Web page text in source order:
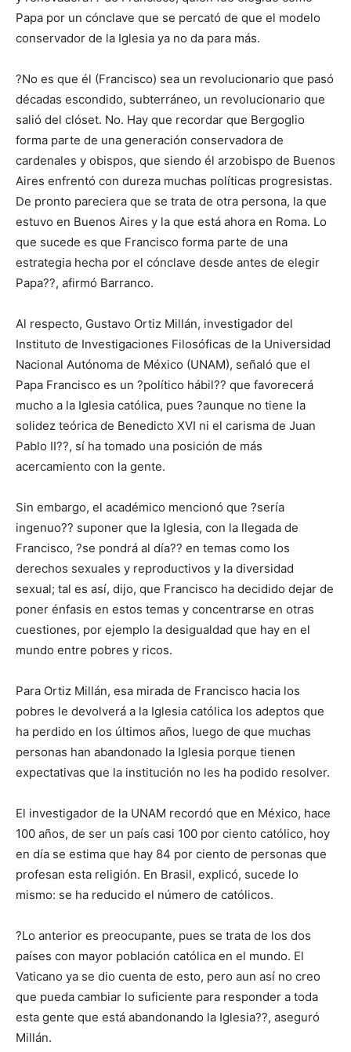
Papa por un cónclave que se percató de que el modelo
conservador de la Iglesia ya no da para más.
?No es que él (Francisco) sea un revolucionario que pasó
décadas escondido, subterráneo, un revolucionario que
salió del clóset. No. Hay que recordar que Bergoglio
forma parte de una generación conservadora de
cardenales y obispos, que siendo él arzobispo de Buenos
Aires enfrentó con dureza muchas políticas progresistas.
De pronto pareciera que se trata de otra persona, la que
estuvo en Buenos Aires y la que está ahora en Roma. Lo
que sucede es que Francisco forma parte de una
estrategia hecha por el cónclave desde antes de elegir
Papa??, afirmó Barranco.
Al respecto, Gustavo Ortiz Millán, investigador del
Instituto de Investigaciones Filosóficas de la Universidad
Nacional Autónoma de México (UNAM), señaló que el
Papa Francisco es un ?político hábil?? que favorecerá
mucho a la Iglesia católica, pues ?aunque no tiene la
solidez teórica de Benedicto XVI ni el carisma de Juan
Pablo II??, sí ha tomado una posición de más
acercamiento con la gente.
Sin embargo, el académico mencionó que ?sería
ingenuo?? suponer que la Iglesia, con la llegada de
Francisco, ?se pondrá al día?? en temas como los
derechos sexuales y reproductivos y la diversidad
sexual; tal es así, dijo, que Francisco ha decidido dejar de
poner énfasis en estos temas y concentrarse en otras
cuestiones, por ejemplo la desigualdad que hay en el
mundo entre pobres y ricos.
Para Ortiz Millán, esa mirada de Francisco hacia los
pobres le devolverá a la Iglesia católica los adeptos que
ha perdido en los últimos años, luego de que muchas
personas han abandonado la Iglesia porque tienen
expectativas que la institución no les ha podido resolver.
El investigador de la UNAM recordó que en México, hace
100 años, de ser un país casi 100 por ciento católico, hoy
en día se estima que hay 84 por ciento de personas que
profesan esta religión. En Brasil, explicó, sucede lo
mismo: se ha reducido el número de católicos.
?Lo anterior es preocupante, pues se trata de los dos
países con mayor población católica en el mundo. El
Vaticano ya se dio cuenta de esto, pero aun así no creo
que pueda cambiar lo suficiente para responder a toda
esta gente que está abandonando la Iglesia??, aseguró
Millán.